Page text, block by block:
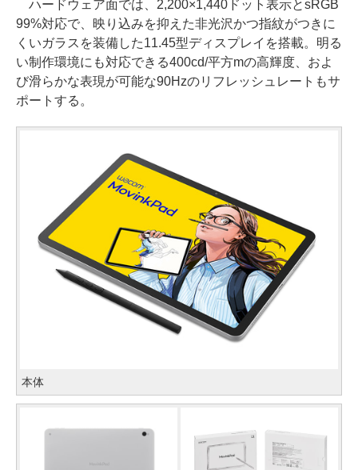
ハードウェア面では、2,200×1,440ドット表示とsRGB
99%対応で、映り込みを抑えた非光沢かつ指紋がつきに
くいガラスを装備した11.45型ディスプレイを搭載。明る
い制作環境にも対応できる400cd/平方mの高輝度、およ
び滑らかな表現が可能な90Hzのリフレッシュレートもサ
ポートする。
本体